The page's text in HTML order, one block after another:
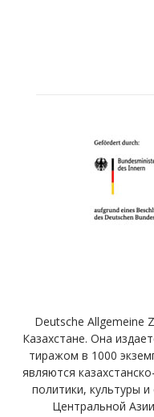
Deutsche Allgemeine
Казахстане. Она
тиражом в 1000
являются
политики, культуры
Центральной